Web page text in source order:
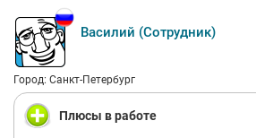
Василий (Сотрудник)
Город: Санкт-Петербург
Плюсы в работе